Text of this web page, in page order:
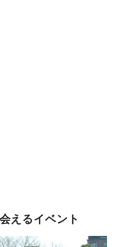
えるイベント